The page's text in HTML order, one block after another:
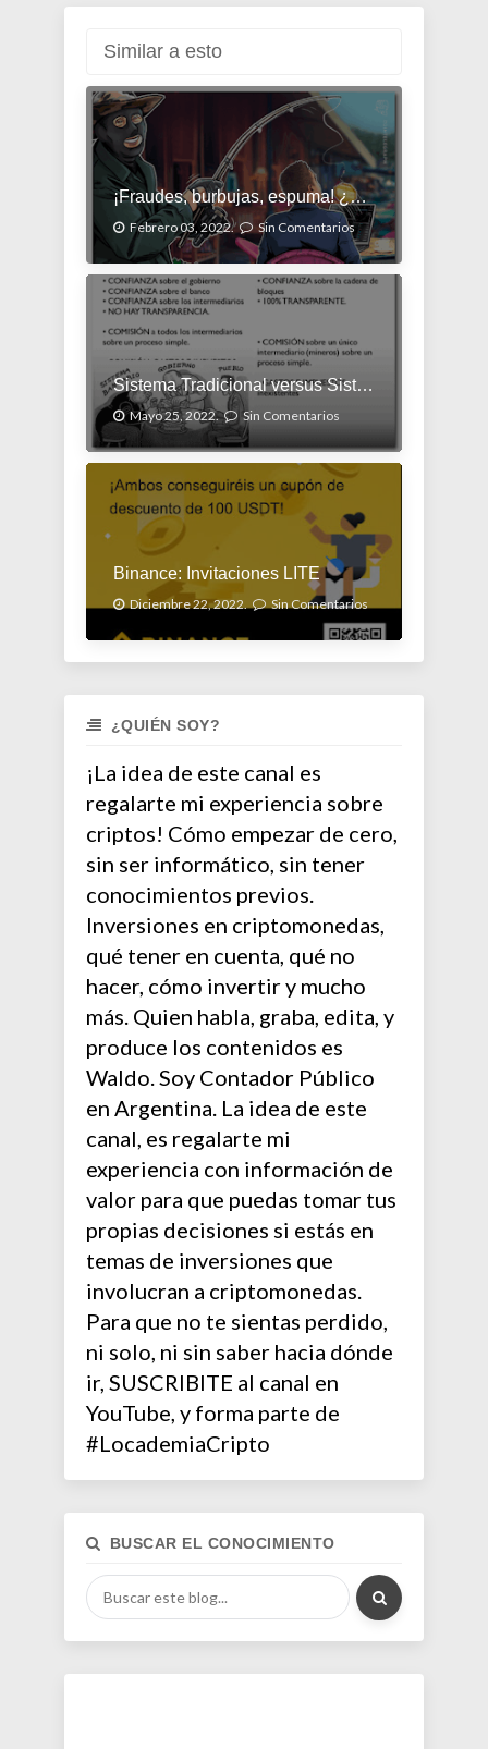
Similar a esto
¡Fraudes, burbujas, espuma! ¿Cómo evitar las estafas?
Febrero 03, 2022. Sin Comentarios
Sistema Tradicional versus Sistema Moderno
Mayo 25, 2022. Sin Comentarios
Binance: Invitaciones LITE
Diciembre 22, 2022. Sin Comentarios
¿QUIÉN SOY?
¡La idea de este canal es
regalarte mi experiencia sobre
criptos! Cómo empezar de cero,
sin ser informático, sin tener
conocimientos previos.
Inversiones en criptomonedas,
qué tener en cuenta, qué no
hacer, cómo invertir y mucho
más. Quien habla, graba, edita, y
produce los contenidos es
Waldo. Soy Contador Público
en Argentina. La idea de este
canal, es regalarte mi
experiencia con información de
valor para que puedas tomar tus
propias decisiones si estás en
temas de inversiones que
involucran a criptomonedas.
Para que no te sientas perdido,
ni solo, ni sin saber hacia dónde
ir, SUSCRIBITE al canal en
YouTube, y forma parte de
#LocademiaCripto
BUSCAR EL CONOCIMIENTO